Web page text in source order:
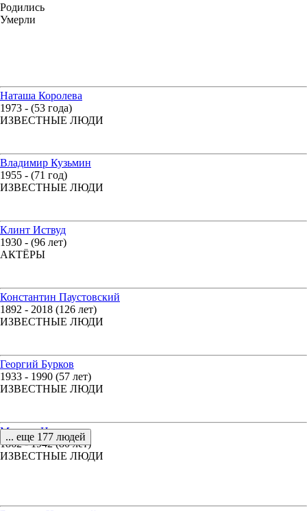
Родились
Умерли
Наташа Королева
1973 - (53 года)
ИЗВЕСТНЫЕ ЛЮДИ
Владимир Кузьмин
1955 - (71 год)
ИЗВЕСТНЫЕ ЛЮДИ
Клинт Иствуд
1930 - (96 лет)
АКТЁРЫ
Константин Паустовский
1892 - 2018 (126 лет)
ИЗВЕСТНЫЕ ЛЮДИ
Георгий Бурков
1933 - 1990 (57 лет)
ИЗВЕСТНЫЕ ЛЮДИ
Михаил Нестеров
1862 - 1942 (80 лет)
ИЗВЕСТНЫЕ ЛЮДИ
... еще 177 людей